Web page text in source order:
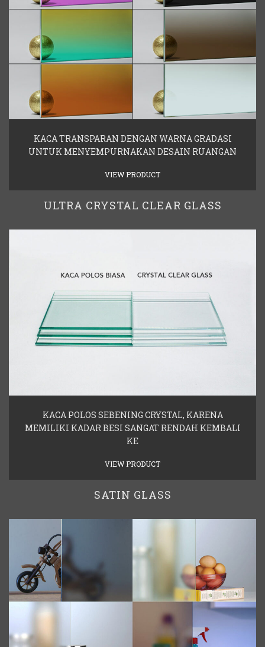
KACA TRANSPARAN DENGAN WARNA GRADASI
UNTUK MENYEMPURNAKAN DESAIN RUANGAN
VIEW PRODUCT
ULTRA CRYSTAL CLEAR GLASS
KACA POLOS SEBENING CRYSTAL, KARENA
MEMILIKI KADAR BESI SANGAT RENDAH KEMBALI
KE
VIEW PRODUCT
SATIN GLASS